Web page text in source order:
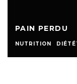
PAIN PERDU
NUTRITION